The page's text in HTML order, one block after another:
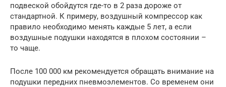
подвеской обойдутся где-то в 2 раза дороже от
стандартной. К примеру, воздушный компрессор как
правило необходимо менять каждые 5 лет, а если
воздушные подушки находятся в плохом состоянии –
то чаще.
После 100 000 км рекомендуется обращать внимание на
подушки передних пневмоэлементов. Со временем они